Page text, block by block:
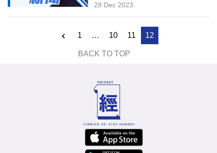
28 Dec 2023
1 … 10 11 12
BACK TO TOP